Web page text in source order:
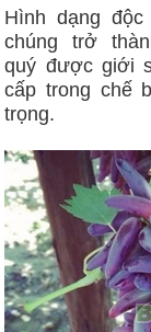
Hình dạng
chúng trở
quý được giới
cấp trong chế
trọng.